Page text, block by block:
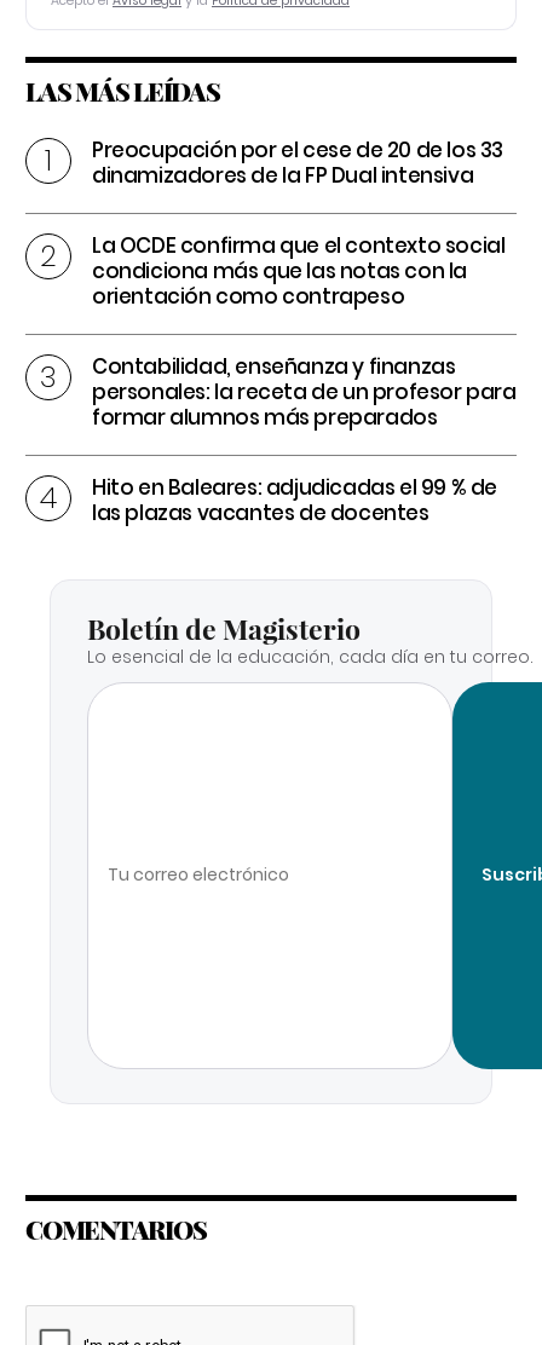
LAS MÁS LEÍDAS
Preocupación por el cese de 20 de los 33
dinamizadores de la FP Dual intensiva
La OCDE confirma que el contexto social
condiciona más que las notas con la
orientación como contrapeso
Contabilidad, enseñanza y finanzas
personales: la receta de un profesor para
formar alumnos más preparados
Hito en Baleares: adjudicadas el 99 % de
las plazas vacantes de docentes
Boletín de Magisterio
Lo esencial de la educación, cada día en tu correo.
COMENTARIOS